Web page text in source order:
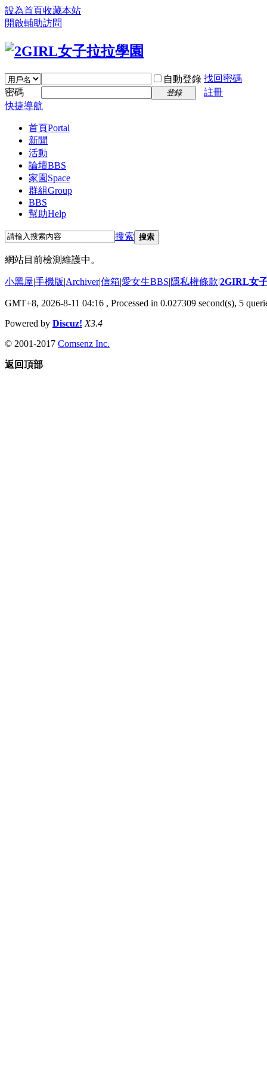
設為首頁收藏本站
開啟輔助訪問
自動登錄 找回密碼
密碼
登錄
註冊
快捷導航
首頁Portal
新聞
活動
論壇BBS
家園 Space
群組Group
BBS
幫助Help
搜索 搜索
網站目前檢測維護中。
小黑屋|手機版|Archiver|信箱|愛女生BBS|隱私權條款|2GIRL女
GMT+8, 2026-8-11 04:16 , Processed in 0.027309 second(s), 5
Powered by Discuz! X3.4
© 2001-2017 Comsenz Inc.
返回頂部